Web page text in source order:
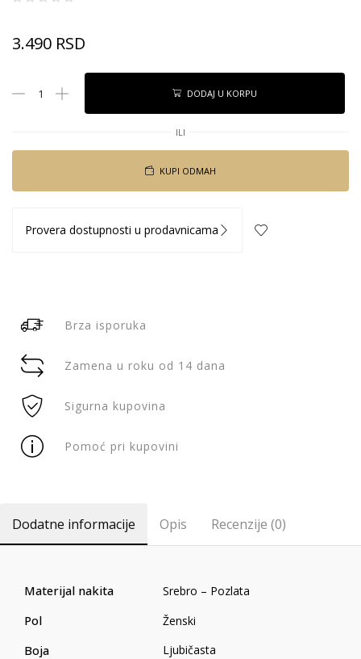
3.490 RSD
DODAJ U KORPU
ILI
KUPI ODMAH
Provera dostupnosti u prodavnicama
Brza isporuka
Zamena u roku od 14 dana
Sigurna kupovina
Pomoć pri kupovini
Dodatne informacije Opis Recenzije (0)
Materijal nakita Srebro – Pozlata
Pol Ženski
Boja Ljubičasta